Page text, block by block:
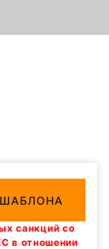
санкций со
в отношении